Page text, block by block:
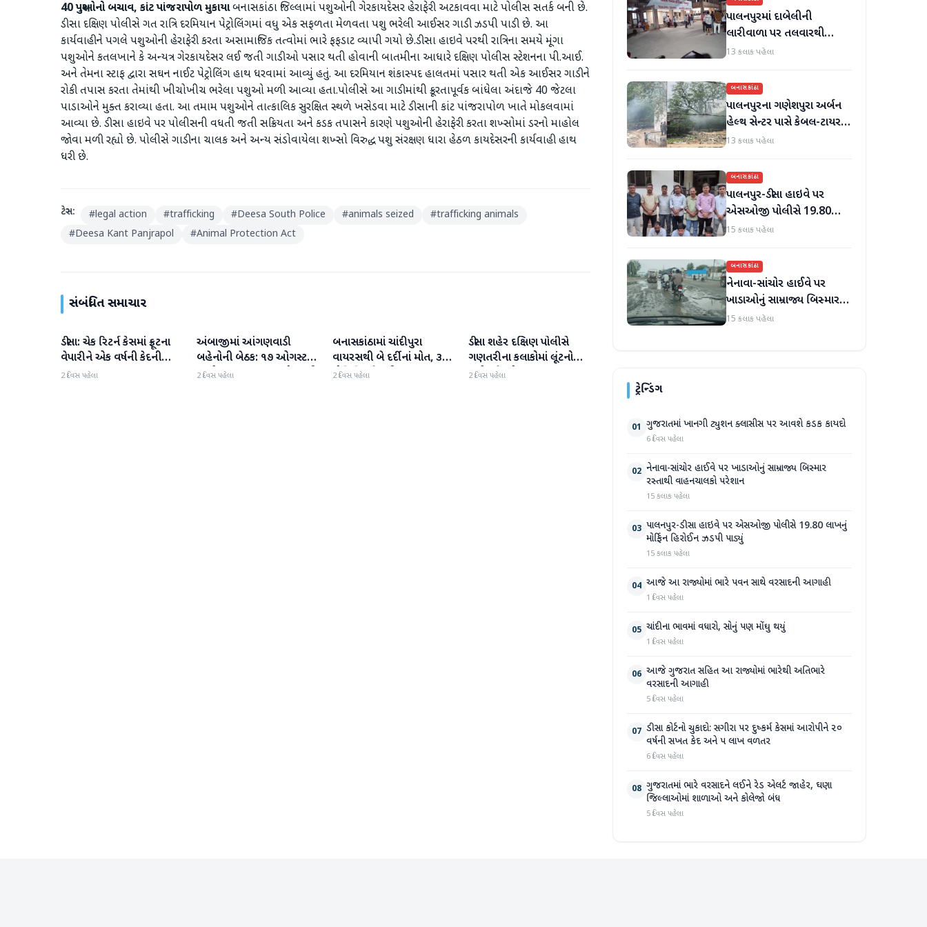
40 પશુઓનો બચાવ, કાંટ પાંજરાપોળ મુકાયાબનાસકાંઠા જિલ્લામાં પશુઓની ગેરકાયદેસર હેરાફેરી અટકાવવા માટે પોલીસ સતર્ક બની છે.
ડીસા દક્ષિણ પોલીસે ગત રાત્રિ દરમિયાન પેટ્રોલિંગમાં વધુ એક સફળતા મેળવતા પશુ ભરેલી આઈસર ગાડી ઝડપી પાડી છે. આ
કાર્યવાહીને પગલે પશુઓની હેરાફેરી કરતા અસામાજિક તત્વોમાં ભારે ફફડાટ વ્યાપી ગયો છે. ​ડીસા હાઇવે પરથી રાત્રિના સમયે મૂંગા
પશુઓને કતલખાને કે અન્યત્ર ગેરકાયદેસર લઈ જતી ગાડીઓ પસાર થતી હોવાની બાતમીના આધારે દક્ષિણ પોલીસ સ્ટેશનના પી.આઈ.
અને તેમના સ્ટાફ દ્વારા સઘન નાઈટ પેટ્રોલિંગ હાથ ધરવામાં આવ્યું હતું. આ દરમિયાન શંકાસ્પદ હાલતમાં પસાર થતી એક આઈસર ગાડીને
રોકી તપાસ કરતા તેમાંથી ખીચોખીચ ભરેલા પશુઓ મળી આવ્યા હતા.​પોલીસે આ ગાડીમાંથી ક્રૂરતાપૂર્વક બાંધેલા અંદાજે 40 જેટલા
પાડાઓને મુક્ત કરાવ્યા હતા. આ તમામ પશુઓને તાત્કાલિક સુરક્ષિત સ્થળે ખસેડવા માટે ડીસાની કાંટ પાંજરાપોળ ખાતે મોકલવામાં
આવ્યા છે. ​ડીસા હાઇવે પર પોલીસની વધતી જતી સક્રિયતા અને કડક તપાસને કારણે પશુઓની હેરાફેરી કરતા શખ્સોમાં ડરનો માહોલ
જોવા મળી રહ્યો છે. પોલીસે ગાડીના ચાલક અને અન્ય સંડોવાયેલા શખ્સો વિરુદ્ધ પશુ સંરક્ષણ ધારા હેઠળ કાયદેસરની કાર્યવાહી હાથ
ધરી છે.
ટેગ્સ: #legal action #trafficking #Deesa South Police #animals seized #trafficking animals
#Deesa Kant Panjrapol #Animal Protection Act
સંબંધિત સમાચાર
બનાસકાંઠા
ડીસા: ચેક રિટર્ન કેસમાં ફ્રૂટના
વેપારીને એક વર્ષની કેદની
સજા
2 દિવસ પહેલા
બનાસકાંઠા
અંબાજીમાં આંગણવાડી
બહેનોની બેઠક: ૧૭ ઓગસ્ટથી
અચોક્કસ મુદતના આંદોલનની
2 દિવસ પહેલા
બનાસકાંઠા
બનાસકાંઠામાં ચાંદીપુરા
વાયરસથી બે દર્દીનાં મોત, ૩
પોઝિટિવ કેસથી ફફડાટ
2 દિવસ પહેલા
બનાસકાંઠા
ડીસા શહેર દક્ષિણ પોલીસે
ગણતરીના કલાકોમાં લૂંટનો
ગુનો ઉકેલ્યો
2 દિવસ પહેલા
પાલનપુરમાં દાબેલીની
લારીવાળા પર તલવારથી
હુમલો: બે ઈજાગ્રસ્ત, આરોપી
13 કલાક પહેલા
બનાસકાંઠા
પાલનપુરના ગણેશપુરા અર્બન
હેલ્થ સેન્ટર પાસે કેબલ-ટાયર
સળગાવાતા ફેલાયેલા ધુમાડાથી
13 કલાક પહેલા
બનાસકાંઠા
પાલનપુર-ડીસા હાઇવે પર
એસઓજી પોલીસે 19.80
લાખનું મોર્ફિન હિરોઈન ઝડપી
15 કલાક પહેલા
બનાસકાંઠા
નેનાવા-સાંચોર હાઈવે પર
ખાડાઓનું સામ્રાજ્ય બિસ્માર
રસ્તાથી વાહનચાલકો પરેશાન
15 કલાક પહેલા
ટ્રેન્ડિંગ
01 ગુજરાતમાં ખાનગી ટ્યુશન ક્લાસીસ પર આવશે કડક કાયદો
6 દિવસ પહેલા
02 નેનાવા-સાંચોર હાઈવે પર ખાડાઓનું સામ્રાજ્ય બિસ્માર
રસ્તાથી વાહનચાલકો પરેશાન
15 કલાક પહેલા
03 પાલનપુર-ડીસા હાઇવે પર એસઓજી પોલીસે 19.80 લાખનું
મોર્ફિન હિરોઈન ઝડપી પાડ્યું
15 કલાક પહેલા
04 આજે આ રાજ્યોમાં ભારે પવન સાથે વરસાદની આગાહી
1 દિવસ પહેલા
05 ચાંદીના ભાવમાં વધારો, સોનું પણ મોંઘુ થયું
1 દિવસ પહેલા
06 આજે ગુજરાત સહિત આ રાજ્યોમાં ભારેથી અતિભારે
વરસાદની આગાહી
5 દિવસ પહેલા
07 ડીસા કોર્ટનો ચુકાદો: સગીરા પર દુષ્કર્મ કેસમાં આરોપીને ૨૦
વર્ષની સખત કેદ અને ૫ લાખ વળતર
6 દિવસ પહેલા
08 ગુજરાતમાં ભારે વરસાદને લઈને રેડ એલર્ટ જાહેર, ઘણા
જિલ્લાઓમાં શાળાઓ અને કોલેજો બંધ
5 દિવસ પહેલા